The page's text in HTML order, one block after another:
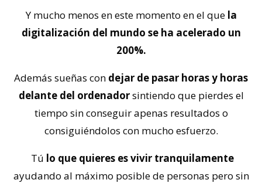
Y mucho menos en este momento en el que la
digitalización del mundo se ha acelerado un
200%.
Además sueñas con dejar de pasar horas y horas
delante del ordenadorsintiendo que pierdes el
tiempo sin conseguir apenas resultados o
consiguiéndolos con mucho esfuerzo.
Tú lo que quieres es vivir tranquilamente
ayudando al máximo posible de personas pero sin